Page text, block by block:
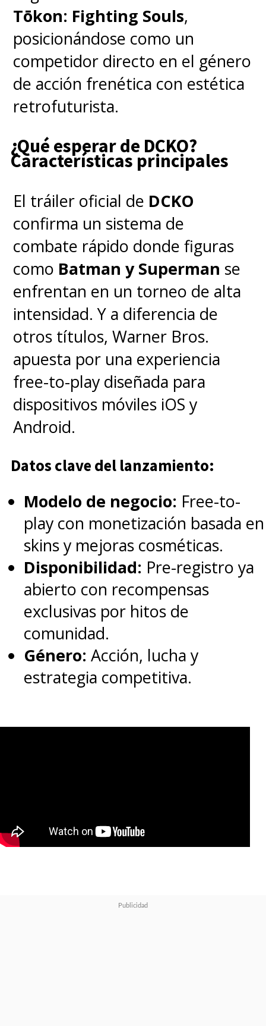
Tōkon: Fighting Souls,
posicionándose como un
competidor directo en el género
de acción frenética con estética
retrofuturista.
¿Qué esperar de DCKO?
Características principales
El tráiler oficial de DCKO
confirma un sistema de
combate rápido donde figuras
como Batman y Superman se
enfrentan en un torneo de alta
intensidad. Y a diferencia de
otros títulos, Warner Bros.
apuesta por una experiencia
free-to-play diseñada para
dispositivos móviles iOS y
Android.
Datos clave del lanzamiento:
Modelo de negocio: Free-to-
play con monetización basada en
skins y mejoras cosméticas.
Disponibilidad: Pre-registro ya
abierto con recompensas
exclusivas por hitos de
comunidad.
Género: Acción, lucha y
estrategia competitiva.